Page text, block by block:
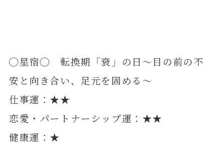
◯星宿◯ 転換期「衰」の日～目の前の不
安と向き合い、足元を固める～
仕事運：★★
恋愛・パートナーシップ運：★★
健康運：★